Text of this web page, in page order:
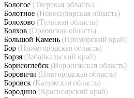
Бологое (Тверская область)
Болотное (Новосибирская область)
Болохово (Тульская область)
Болхов (Орловская область)
Большой Камень (Приморский край)
Бор (Нижегородская область)
Борзя (Забайкальский край)
Борисоглебск (Воронежская область)
Боровичи (Новгородская область)
Боровск (Калужская область)
Бородино (Красноярский край)